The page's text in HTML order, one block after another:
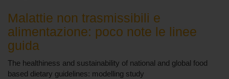
Malattie non trasmissibili e
alimentazione: poco note le linee
guida
The healthiness and sustainability of national and global food
based dietary guidelines: modelling study